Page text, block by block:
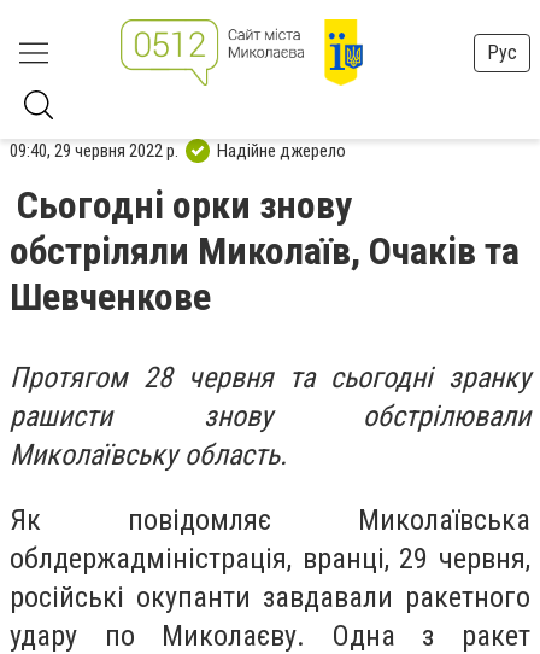
Рус
09:40, 29 червня 2022 р. Надійне джерело
Сьогодні орки знову
обстріляли Миколаїв, Очаків та
Шевченкове
Протягом 28 червня та сьогодні зранку
рашисти знову обстрілювали
Миколаївську область.
Як повідомляє Миколаївська
облдержадміністрація, вранці, 29 червня,
російські окупанти завдавали ракетного
удару по Миколаєву. Одна з ракет